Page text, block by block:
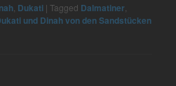
Dukati |Tagged Dalmatiner
und Dinah von den Sandstücken